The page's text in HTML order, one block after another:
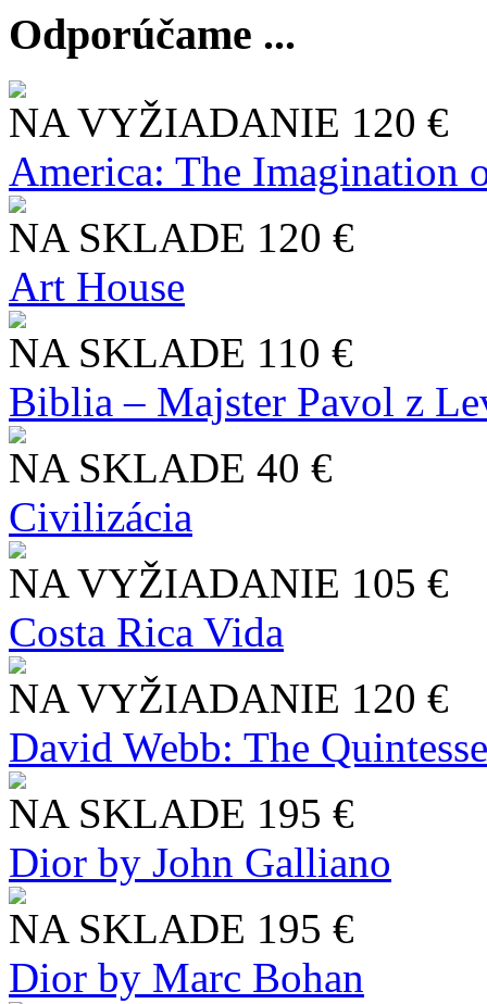
Odporúčame ...
NA VYŽIADANIE 120 €
America: The Imagination
NA SKLADE 120 €
Art House
NA SKLADE 110 €
Biblia – Majster Pavol z
NA SKLADE 40 €
Civilizácia
NA VYŽIADANIE 105 €
Costa Rica Vida
NA VYŽIADANIE 120 €
David Webb: The
NA SKLADE 195 €
Dior by John Galliano
NA SKLADE 195 €
Dior by Marc Bohan